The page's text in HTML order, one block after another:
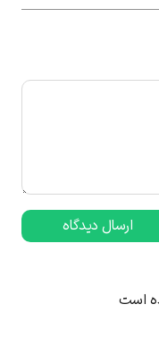
ارسال دیدگاه
است